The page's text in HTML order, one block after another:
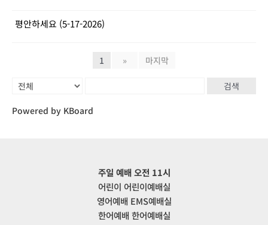
평안하세요 (5-17-2026)
1 » 마지막
검색
Powered by KBoard
주일 예배 오전 11시
어린이 어린이예배실
영어예배 EMS예배실
한어예배 한어예배실